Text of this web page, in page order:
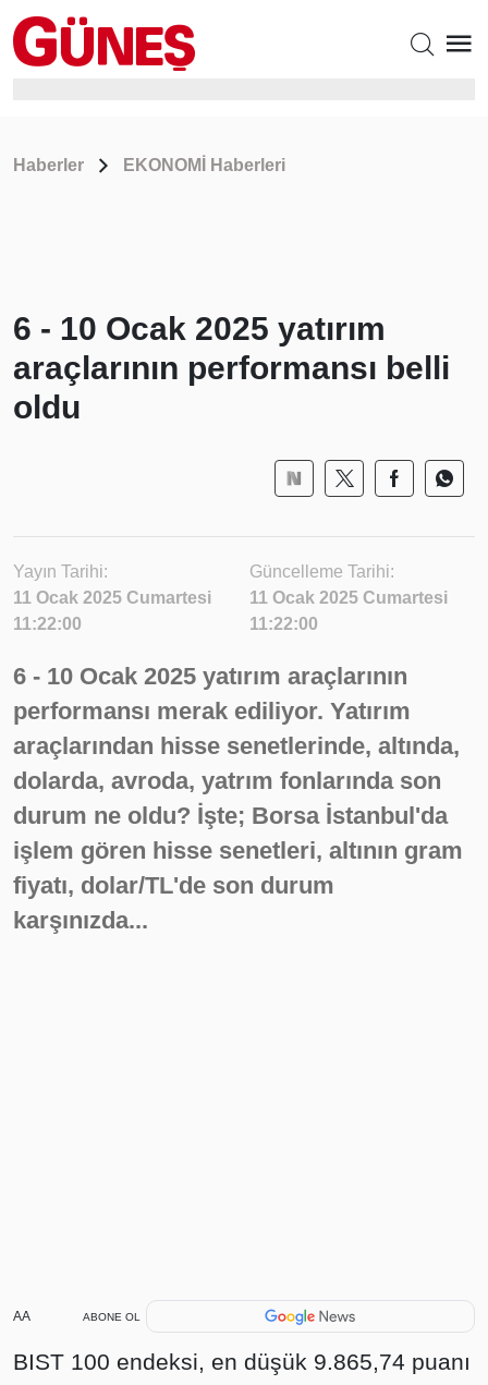
Haberler EKONOMİ Haberleri
6 - 10 Ocak 2025 yatırım
araçlarının performansı belli
oldu
Yayın Tarihi:
11 Ocak 2025 Cumartesi
11:22:00
Güncelleme Tarihi:
11 Ocak 2025 Cumartesi
11:22:00
6 - 10 Ocak 2025 yatırım araçlarının
performansı merak ediliyor. Yatırım
araçlarından hisse senetlerinde, altında,
dolarda, avroda, yatrım fonlarında son
durum ne oldu? İşte; Borsa İstanbul'da
işlem gören hisse senetleri, altının gram
fiyatı, dolar/TL'de son durum
karşınızda...
AA ABONE OL
BIST 100 endeksi, en düşük 9.865,74 puanı